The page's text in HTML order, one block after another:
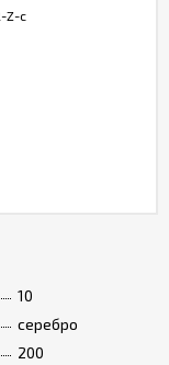
10
серебро
200
Z-c